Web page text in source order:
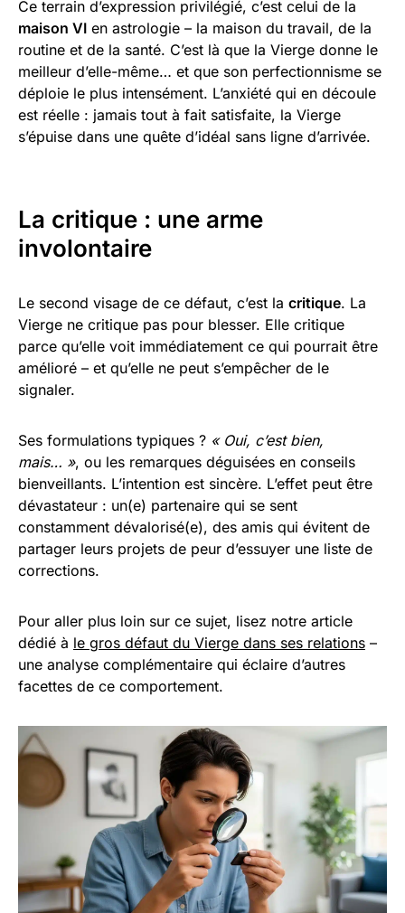
Ce terrain d’expression privilégié, c’est celui de la
maison VI en astrologie – la maison du travail, de la
routine et de la santé. C’est là que la Vierge donne le
meilleur d’elle-même… et que son perfectionnisme se
déploie le plus intensément. L’anxiété qui en découle
est réelle : jamais tout à fait satisfaite, la Vierge
s’épuise dans une quête d’idéal sans ligne d’arrivée.
La critique : une arme
involontaire
Le second visage de ce défaut, c’est la critique. La
Vierge ne critique pas pour blesser. Elle critique
parce qu’elle voit immédiatement ce qui pourrait être
amélioré – et qu’elle ne peut s’empêcher de le
signaler.
Ses formulations typiques ? « Oui, c’est bien,
mais… », ou les remarques déguisées en conseils
bienveillants. L’intention est sincère. L’effet peut être
dévastateur : un(e) partenaire qui se sent
constamment dévalorisé(e), des amis qui évitent de
partager leurs projets de peur d’essuyer une liste de
corrections.
Pour aller plus loin sur ce sujet, lisez notre article
dédié à le gros défaut du Vierge dans ses relations –
une analyse complémentaire qui éclaire d’autres
facettes de ce comportement.